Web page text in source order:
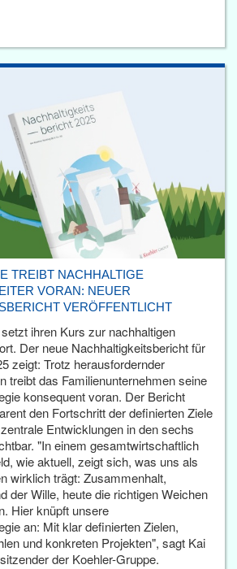
TREIBT NACHHALTIGE
VORAN: NEUER
VERÖFFENTLICHT
ihren Kurs zur nachhaltigen
Der neue Nachhaltigkeitsbericht für
zeigt: Trotz herausfordernder
treibt das Familienunternehmen seine
konsequent voran. Der Bericht
den Fortschritt der definierten Ziele
Entwicklungen in den sechs
"In einem gesamtwirtschaftlich
wie aktuell, zeigt sich, was uns als
wirklich trägt: Zusammenhalt,
der Wille, heute die richtigen Weichen
Hier knüpft unsere
an: Mit klar definierten Zielen,
und konkreten Projekten", sagt Kai
der Koehler-Gruppe.